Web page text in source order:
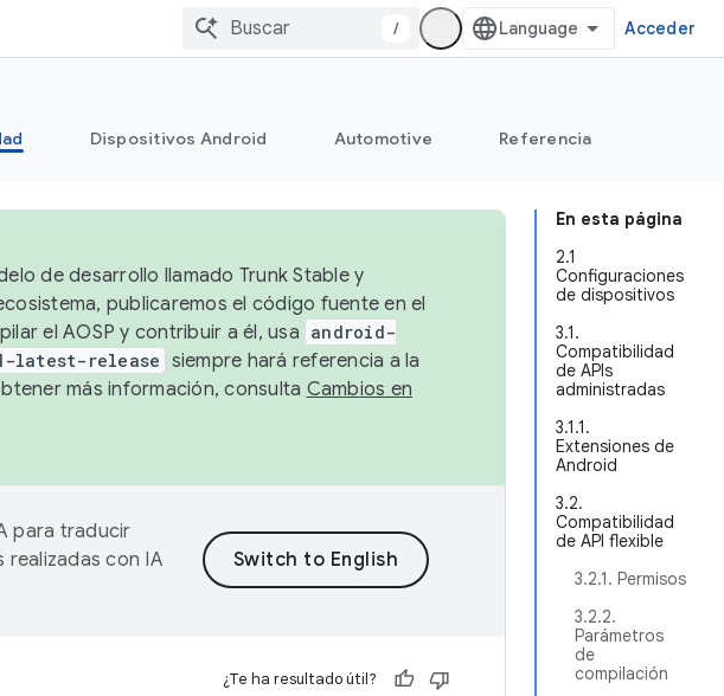
/ Acceder
Dispositivos Android Automotive Referencia
En esta página
2.1
Configuraciones
de dispositivos
3.1.
Compatibilidad
de APIs
administradas
3.1.1.
Extensiones de
Android
3.2.
Compatibilidad
de API flexible
3.2.1. Permisos
3.2.2.
Parámetros
de
compilación
de desarrollo llamado Trunk Stable y
publicaremos el código fuente en el
el AOSP y contribuir a él, usa android-
latest-release siempre hará referencia a la
más información, consulta Cambios en
para traducir
con IA
¿Te ha resultado útil?